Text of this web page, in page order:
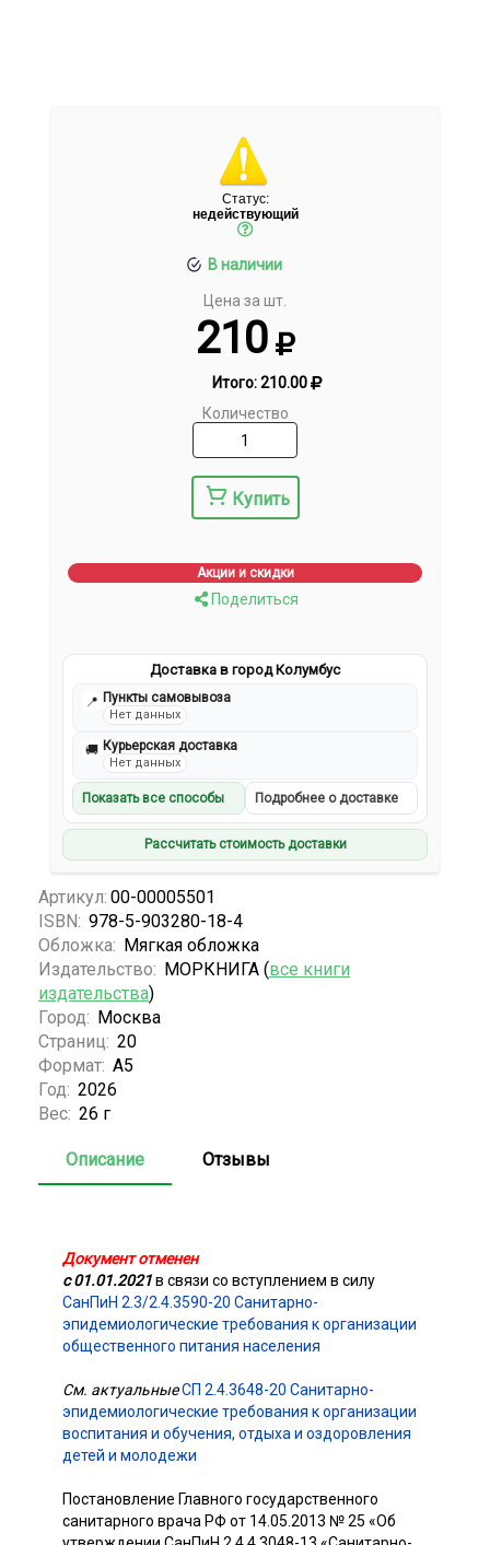
Статус:
недействующий
В наличии
Цена за шт.
210
Итого:210.00
Количество
Купить
Акции и скидки
Поделиться
Доставка в город Колумбус
📍 Пункты самовывоза
Нет данных
🚚 Курьерская доставка
Нет данных
Показать все способы Подробнее о доставке
Рассчитать стоимость доставки
Артикул: 00-00005501
ISBN: 978-5-903280-18-4
Обложка: Мягкая обложка
Издательство: МОРКНИГА (все книги
издательства)
Город: Москва
Страниц: 20
Формат: А5
Год: 2026
Вес: 26 г
Описание Отзывы
Документ отменен
с 01.01.2021в связи со вступлением в силу
СанПиН 2.3/2.4.3590-20 Санитарно-
эпидемиологические требования к организации
общественного питания населения
См. актуальныеСП 2.4.3648-20 Санитарно-
эпидемиологические требования к организации
воспитания и обучения, отдыха и оздоровления
детей и молодежи
Постановление Главного государственного
санитарного врача РФ от 14.05.2013 № 25 «Об